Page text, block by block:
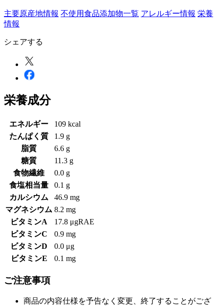
主要原産地情報 不使用食品添加物一覧 アレルギー情報 栄養
情報
シェアする
栄養成分
エネルギー
109 kcal
たんぱく質
1.9 g
脂質
6.6 g
糖質
11.3 g
食物繊維
0.0 g
食塩相当量
0.1 g
カルシウム
46.9 mg
マグネシウム 8.2 mg
ビタミンA
17.8 μgRAE
ビタミンC
0.9 mg
ビタミンD
0.0 μg
ビタミンE
0.1 mg
ご注意事項
商品の内容仕様を予告なく変更、終了することがござ